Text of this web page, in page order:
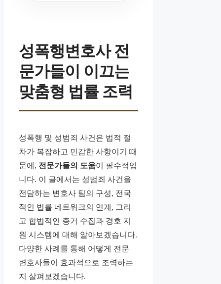
성폭행변호사 전
문가들이 이끄는
맞춤형 법률 조력
성폭행 및 성범죄 사건은 법적 절
차가 복잡하고 민감한 사항이기 때
문에, 전문가들의 도움이 필수적입
니다. 이 글에서는 성범죄 사건을
전담하는 변호사 팀의 구성, 전국
적인 법률 네트워크의 연계, 그리
고 합법적인 증거 수집과 경호 지
원 시스템에 대해 알아보겠습니다.
다양한 사례를 통해 어떻게 전문
변호사들이 효과적으로 조력하는
지 살펴보겠습니다.